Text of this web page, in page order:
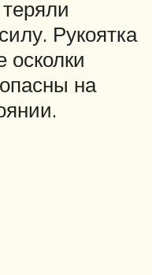
Рукоятка
осколки
на